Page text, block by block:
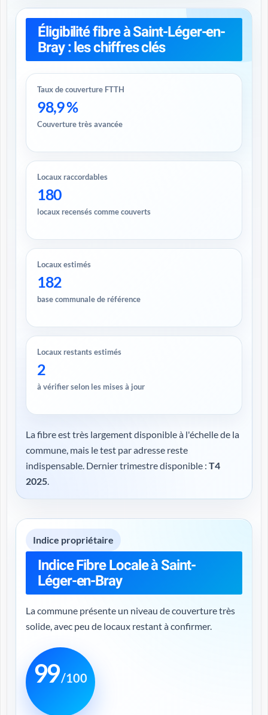
Éligibilité fibre à Saint-Léger-en-
Bray : les chiffres clés
Taux de couverture FTTH
98,9 %
Couverture très avancée
Locaux raccordables
180
locaux recensés comme couverts
Locaux estimés
182
base communale de référence
Locaux restants estimés
2
à vérifier selon les mises à jour
La fibre est très largement disponible à l'échelle de la
commune, mais le test par adresse reste
indispensable. Dernier trimestre disponible : T4
2025.
Indice propriétaire
Indice Fibre Locale à Saint-
Léger-en-Bray
La commune présente un niveau de couverture très
solide, avec peu de locaux restant à confirmer.
99/100